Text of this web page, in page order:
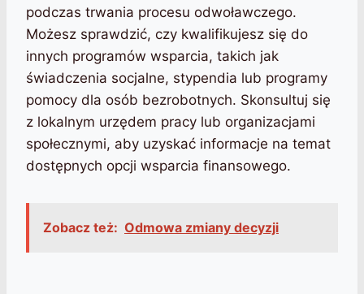
podczas trwania procesu odwoławczego.
Możesz sprawdzić, czy kwalifikujesz się do
innych programów wsparcia, takich jak
świadczenia socjalne, stypendia lub programy
pomocy dla osób bezrobotnych. Skonsultuj się
z lokalnym urzędem pracy lub organizacjami
społecznymi, aby uzyskać informacje na temat
dostępnych opcji wsparcia finansowego.
Zobacz też: Odmowa zmiany decyzji